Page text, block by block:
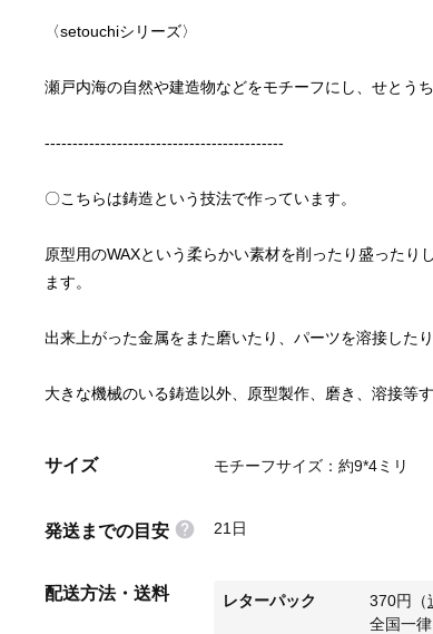
原型用のWAXという柔らかい素材を削ったり盛った
大きな機械のいる鋳造以外、原型製作、磨き、溶接等
サイズ モチーフサイズ：約9*4ミリ
発送までの目安 21日
配送方法・送料 レターパック 370円 （
全国一律